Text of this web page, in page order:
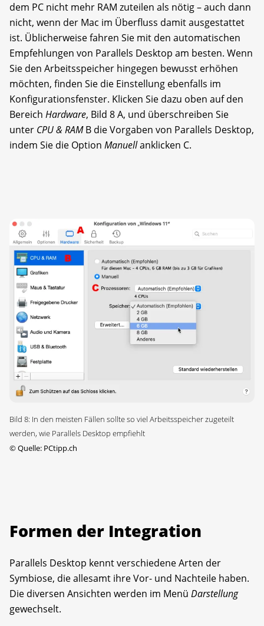
dem PC nicht mehr RAM zuteilen als nötig – auch dann
nicht, wenn der Mac im Überfluss damit ausgestattet
ist. Üblicherweise fahren Sie mit den automatischen
Empfehlungen von Parallels Desktop am besten. Wenn
Sie den Arbeitsspeicher hingegen bewusst erhöhen
möchten, finden Sie die Einstellung ebenfalls im
Konfigurationsfenster. Klicken Sie dazu oben auf den
Bereich Hardware, Bild 8 A, und überschreiben Sie
unter CPU & RAMB die Vorgaben von Parallels Desktop,
indem Sie die Option Manuellanklicken C.
Bild 8: In den meisten Fällen sollte so viel Arbeitsspeicher zugeteilt
werden, wie Parallels Desktop empfiehlt
©Quelle: PCtipp.ch
Formen der Integration
Parallels Desktop kennt verschiedene Arten der
Symbiose, die allesamt ihre Vor- und Nachteile haben.
Die diversen Ansichten werden im Menü Darstellung
gewechselt.